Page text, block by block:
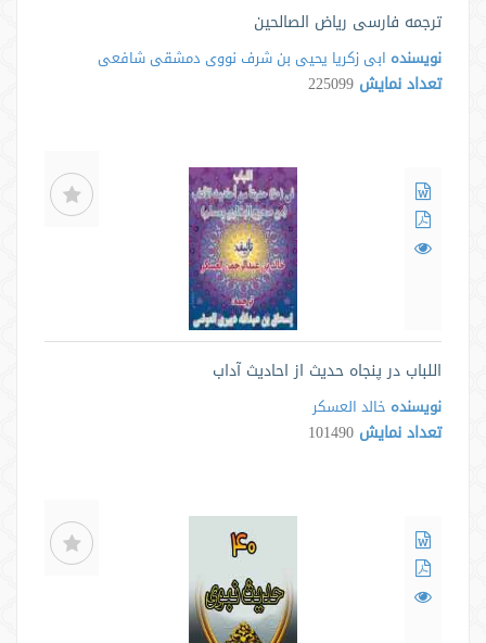
ترجمه فارسی ریاض الصالحین
نویسنده ابی زکریا یحیی بن شرف نووی دمشقی شافعی
تعداد نمایش 225099
اللباب در پنجاه حدیث از احادیث آداب
نویسنده خالد العسکر
تعداد نمایش 101490